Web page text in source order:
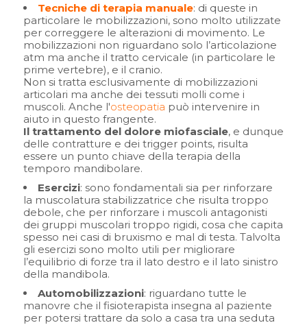
Tecniche di terapia manuale: di queste in
particolare le mobilizzazioni, sono molto utilizzate
per correggere le alterazioni di movimento. Le
mobilizzazioni non riguardano solo l’articolazione
atm ma anche il tratto cervicale (in particolare le
prime vertebre), e il cranio.
Non si tratta esclusivamente di mobilizzazioni
articolari ma anche dei tessuti molli come i
muscoli. Anche l'osteopatia può intervenire in
aiuto in questo frangente.
Il trattamento del dolore miofasciale, e dunque
delle contratture e dei trigger points, risulta
essere un punto chiave della terapia della
temporo mandibolare.
Esercizi: sono fondamentali sia per rinforzare
la muscolatura stabilizzatrice che risulta troppo
debole, che per rinforzare i muscoli antagonisti
dei gruppi muscolari troppo rigidi, cosa che capita
spesso nei casi di bruxismo e mal di testa. Talvolta
gli esercizi sono molto utili per migliorare
l’equilibrio di forze tra il lato destro e il lato sinistro
della mandibola.
Automobilizzazioni: riguardano tutte le
manovre che il fisioterapista insegna al paziente
per potersi trattare da solo a casa tra una seduta